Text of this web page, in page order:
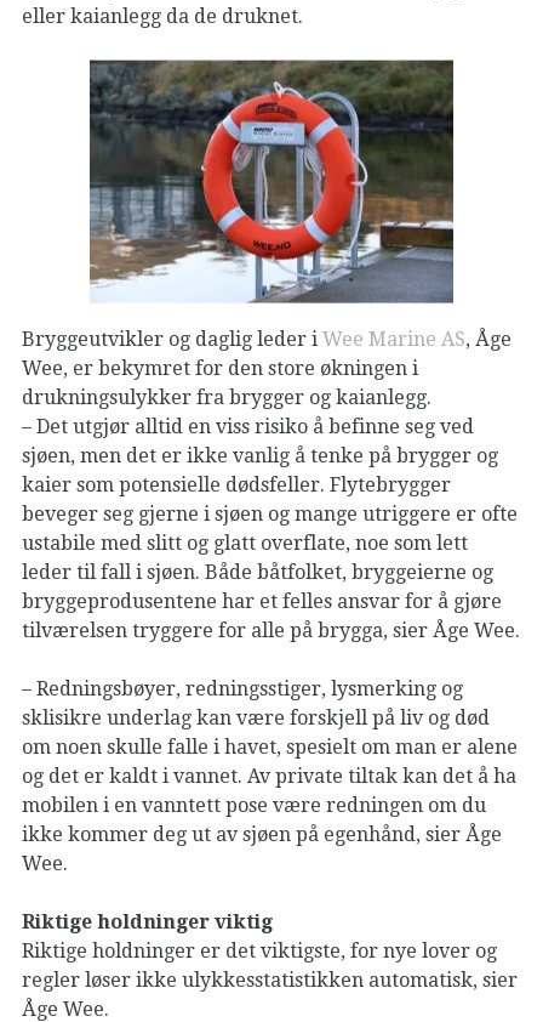
eller kaianlegg da de druknet.
Bryggeutvikler og daglig leder i Wee Marine AS, Åge
Wee, er bekymret for den store økningen i
drukningsulykker fra brygger og kaianlegg.
– Det utgjør alltid en viss risiko å befinne seg ved
sjøen, men det er ikke vanlig å tenke på brygger og
kaier som potensielle dødsfeller. Flytebrygger
beveger seg gjerne i sjøen og mange utriggere er ofte
ustabile med slitt og glatt overflate, noe som lett
leder til fall i sjøen. Både båtfolket, bryggeierne og
bryggeprodusentene har et felles ansvar for å gjøre
tilværelsen tryggere for alle på brygga, sier Åge Wee.
– Redningsbøyer, redningsstiger, lysmerking og
sklisikre underlag kan være forskjell på liv og død
om noen skulle falle i havet, spesielt om man er alene
og det er kaldt i vannet. Av private tiltak kan det å ha
mobilen i en vanntett pose være redningen om du
ikke kommer deg ut av sjøen på egenhånd, sier Åge
Wee.
Riktige holdninger viktig
Riktige holdninger er det viktigste, for nye lover og
regler løser ikke ulykkesstatistikken automatisk, sier
Åge Wee.